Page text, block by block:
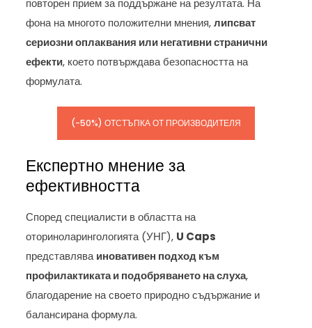
повторен прием за поддържане на резултата. На
фона на многото положителни мнения,липсват
сериозни оплаквания или негативни странични
ефекти, което потвърждава безопасността на
формулата.
(-50%) ОТСТЪПКА ОТ ПРОИЗВОДИТЕЛЯ
Експертно мнение за
ефективността
Според специалисти в областта на
оториноларингологията (УНГ), U Caps
представляваиновативен подход към
профилактиката и подобряването на слуха,
благодарение на своето природно съдържание и
балансирана формула.